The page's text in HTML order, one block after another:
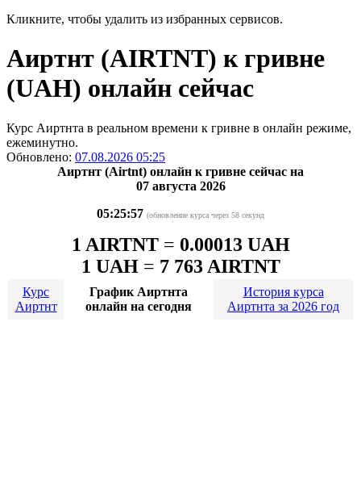
Кликните, чтобы удалить из избранных сервисов.
Аиртнт (AIRTNT) к гривне
(UAH) онлайн сейчас
Курс Аиртнта в реальном времени к гривне в онлайн режиме,
ежеминутно.
Обновлено: 07.08.2026 05:25
Аиртнт (Airtnt) онлайн к гривне сейчас на
07 августа 2026
05:25:57 (обновление курса через 58 секунд
1 AIRTNT= 0.00013 UAH
1 UAH= 7 763 AIRTNT
Курс
Аиртнт
График Аиртнта
онлайн на сегодня
История курса
Аиртнта за 2026 год